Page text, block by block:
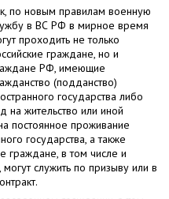
по новым правилам военную
в ВС РФ в мирное время
проходить не только
граждане, но и
РФ, имеющие
(подданство)
государства либо
на жительство или иной
постоянное проживание
государства, а также
граждане, в том числе и
служить по призыву или в